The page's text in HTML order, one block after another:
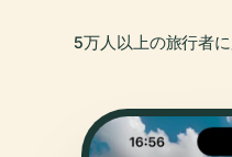
5万人以上の旅行者